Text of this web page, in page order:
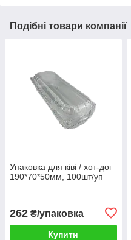
Подібні товари компанії
Упаковка для ківі / хот-дог
190*70*50мм, 100шт/уп
262 ₴/упаковка
Купити